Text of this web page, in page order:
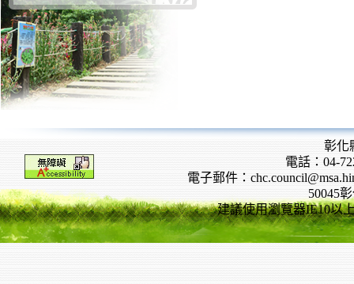
彰化
電話：04-
電子郵件：
50045
建議使用瀏覽器IE10以